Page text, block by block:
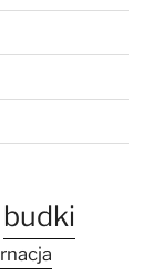
budki